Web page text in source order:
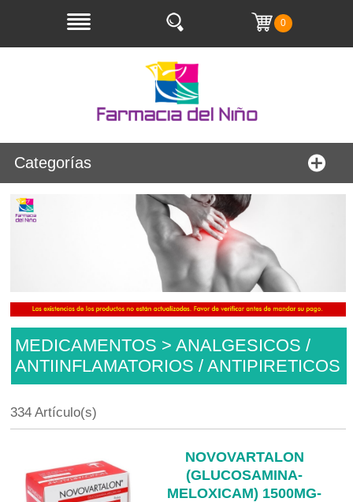
0
Categorías
MEDICAMENTOS > ANALGESICOS /
ANTIINFLAMATORIOS / ANTIPIRETICOS
334 Artículo(s)
NOVOVARTALON
(GLUCOSAMINA-
MELOXICAM) 1500MG-